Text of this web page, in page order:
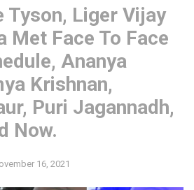
Tyson, Liger Vijay
Met Face To Face
Ananya
Krishnan,
Puri Jagannadh,
Now.
16, 2021